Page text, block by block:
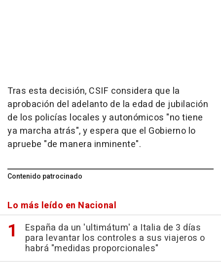
Tras esta decisión, CSIF considera que la
aprobación del adelanto de la edad de jubilación
de los policías locales y autonómicos "no tiene
ya marcha atrás", y espera que el Gobierno lo
apruebe "de manera inminente".
Contenido patrocinado
Lo más leído en Nacional
España da un 'ultimátum' a Italia de 3 días
para levantar los controles a sus viajeros o
habrá "medidas proporcionales"